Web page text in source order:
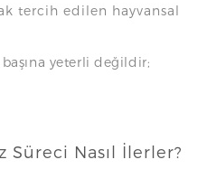
tercih edilen hayvansal
yeterli değildir;
Süreci Nasıl İlerler?